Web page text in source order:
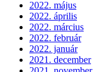
2022. május
2022. április
2022. március
2022. február
2022. január
2021. december